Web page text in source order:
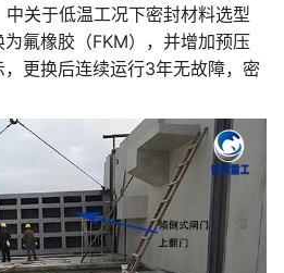
中关于低温工况下密封材料选型
氟橡胶（FKM），并增加预压
更换后连续运行3年无故障，密